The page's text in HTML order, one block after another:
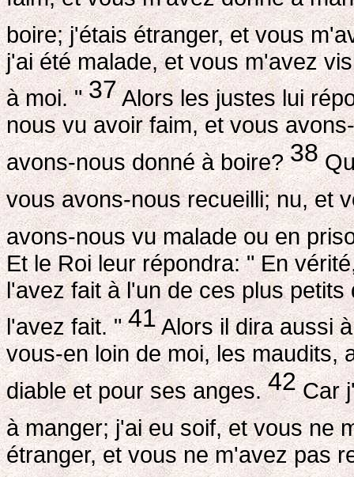
boire; j'étais étranger, et vous
j'ai été malade, et vous m'avez
à moi. "37Alors les justes lui
nous vu avoir faim, et vous
avons-nous donné à boire?38
vous avons-nous recueilli; nu, et
avons-nous vu malade ou en
Et le Roi leur répondra: " En
l'avez fait à l'un de ces plus
l'avez fait. "41Alors il dira aussi
vous-en loin de moi, les maudits,
diable et pour ses anges.42Car
à manger; j'ai eu soif, et vous ne
étranger, et vous ne m'avez pas